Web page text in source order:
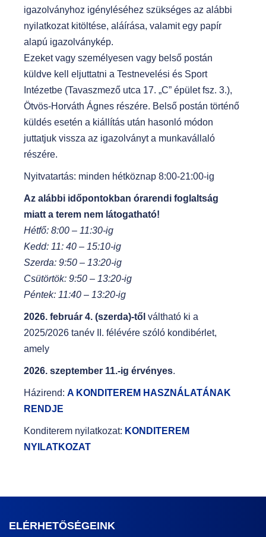
igazolványhoz igényléséhez szükséges az alábbi
nyilatkozat kitöltése, aláírása, valamit egy papír
alapú igazolványkép.
Ezeket vagy személyesen vagy belső postán
küldve kell eljuttatni a Testnevelési és Sport
Intézetbe (Tavaszmező utca 17. „C” épület fsz. 3.),
Ötvös-Horváth Ágnes részére. Belső postán történő
küldés esetén a kiállítás után hasonló módon
juttatjuk vissza az igazolványt a munkavállaló
részére.
Nyitvatartás: minden hétköznap 8:00-21:00-ig
Az alábbi időpontokban órarendi foglaltság
miatt a terem nem látogatható!
Hétfő: 8:00 – 11:30-ig
Kedd: 11: 40 – 15:10-ig
Szerda: 9:50 – 13:20-ig
Csütörtök: 9:50 – 13:20-ig
Péntek: 11:40 – 13:20-ig
2026. február 4. (szerda)-től váltható ki a
2025/2026 tanév II. félévére szóló kondibérlet,
amely
2026. szeptember 11.-ig érvényes.
Házirend: A KONDITEREM HASZNÁLATÁNAK
RENDJE
Konditerem nyilatkozat: KONDITEREM
NYILATKOZAT
ELÉRHETŐSÉGEINK